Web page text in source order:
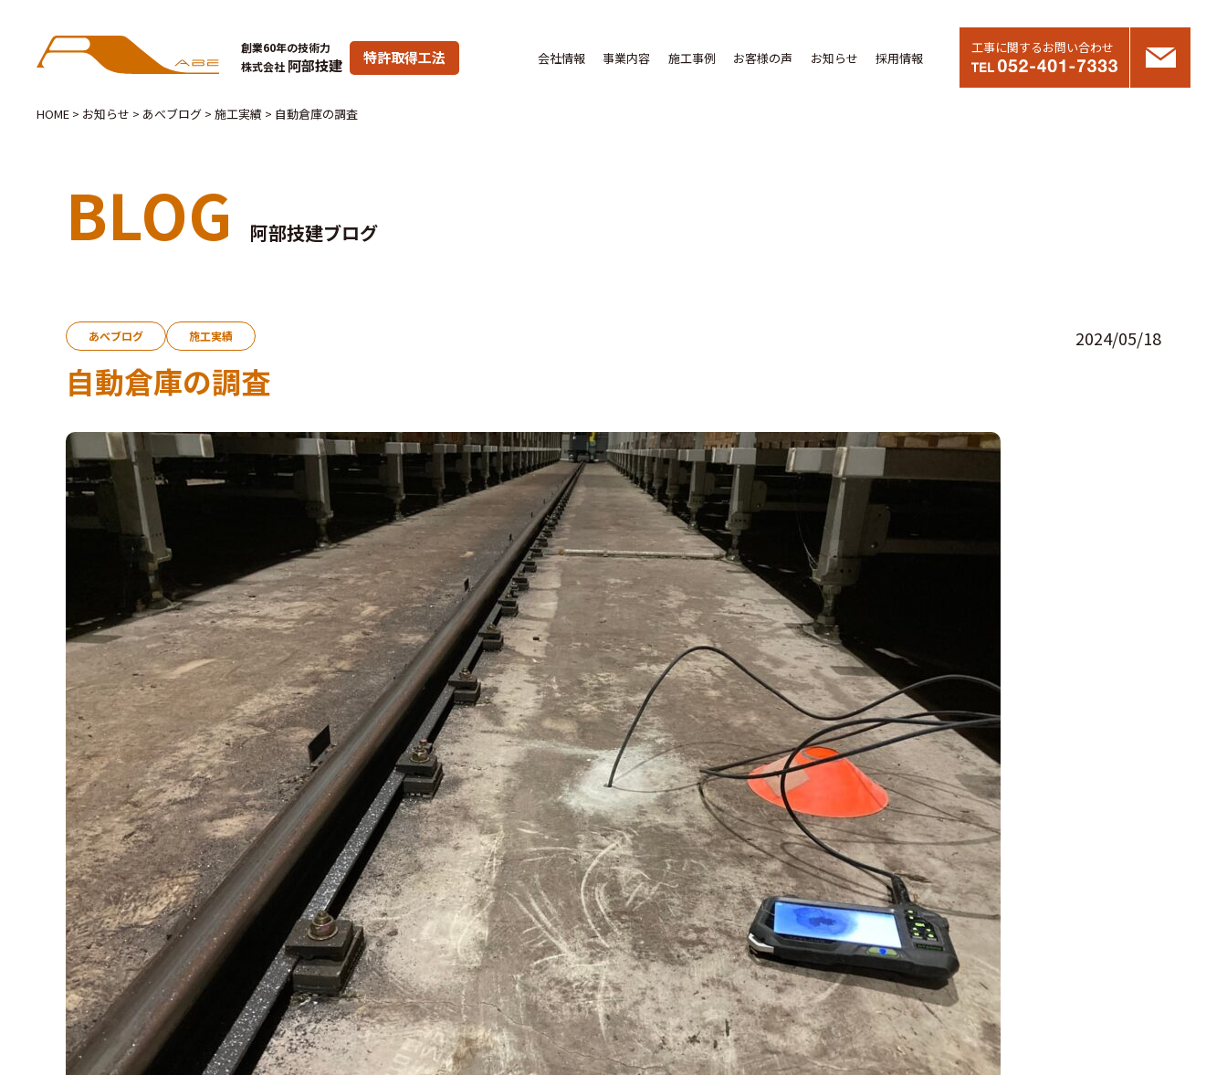
創業60年の技術力
株式会社 阿部技建 特許取得工法 会社情報 事業内容 施工事例 お客様の声 お知らせ 採用情報
工事に関するお問い合わせ
HOME > お知らせ > あべブログ > 施工実績 > 自動倉庫の調査
BLOG 阿部技建ブログ
あべブログ 施工実績 2024/05/18
自動倉庫の調査